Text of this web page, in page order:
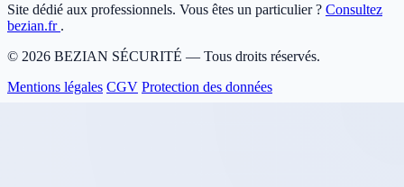
Site dédié aux professionnels. Vous êtes un particulier ? Consultez
bezian.fr .
© 2026 BEZIAN SÉCURITÉ — Tous droits réservés.
Mentions légales CGV Protection des données